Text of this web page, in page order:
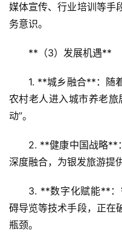
媒体宣传、行业培训等手
务意识。
**（3）发展机遇**
1. **城乡融合**：随
农村老人进入城市养老
动”。
2. **健康中国战略**
3. **数字化赋能**：
碍导览等技术手段，正在
瓶颈。